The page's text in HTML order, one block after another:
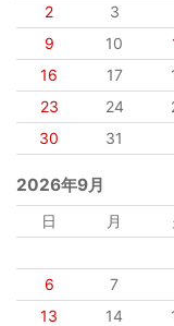
2
3
9
10
16
17
23
24
30
31
2026年9月
日 月
6
7
13
14